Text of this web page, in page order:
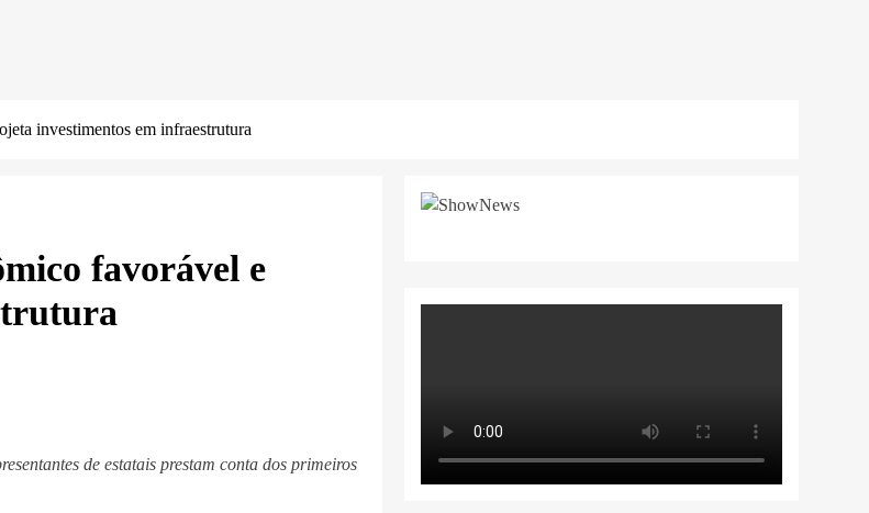
investimentos em infraestrutura
favorável e
de estatais prestam conta dos primeiros